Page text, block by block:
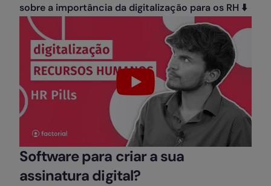
sobre a importância da digitalização para os RH ⬇️
Software para criar a sua
assinatura digital?